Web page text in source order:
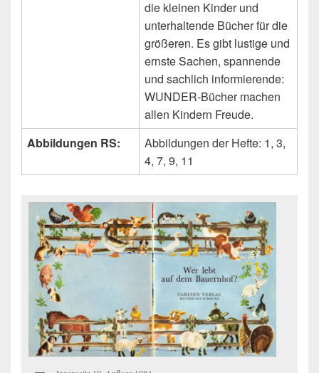
die kleinen Kinder und
unterhaltende Bücher für die
größeren. Es gibt lustige und
ernste Sachen, spannende
und sachlich informierende:
WUNDER-Bücher machen
allen Kindern Freude.
Abbildungen RS:
Abbildungen der Hefte: 1, 3,
4, 7, 9, 11